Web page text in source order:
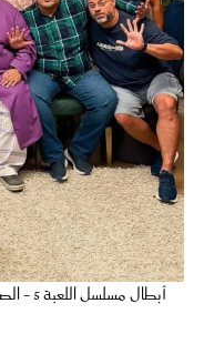
أبطال مسلسل اللعبة 5 - الصورة من صفحة هشام ماجد على فيسبوك
تقارير
عروس سيدتي